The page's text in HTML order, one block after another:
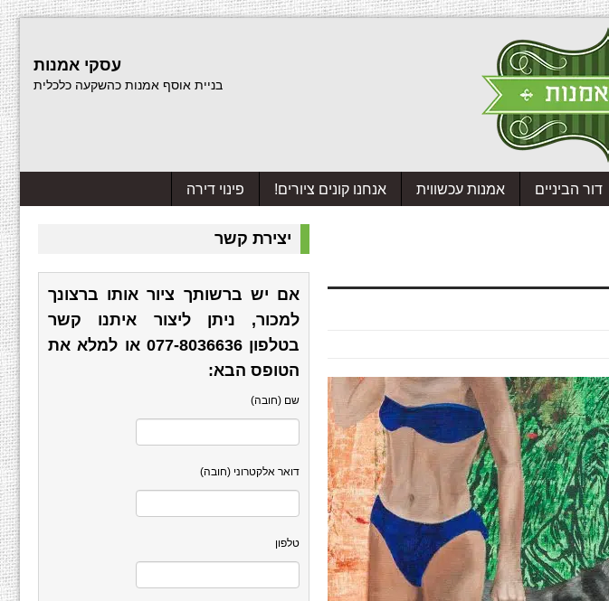
עסקי אמנות
בניית אוסף אמנות כהשקעה כלכלית
דור הביניים אמנות עכשווית אנחנו קונים ציורים! פינוי דירה
יצירת קשר
אם יש ברשותך ציור אותו ברצונך
למכור, ניתן ליצור איתנו קשר
בטלפון077-8036636 או למלא את
הטופס הבא:
שם (חובה)
דואר אלקטרוני (חובה)
טלפון